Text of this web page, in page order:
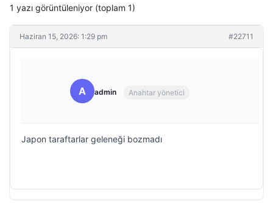
1 yazı görüntüleniyor (toplam 1)
Haziran 15, 2026: 1:29 pm #22711
A admin Anahtar yönetici
Japon taraftarlar geleneği bozmadı